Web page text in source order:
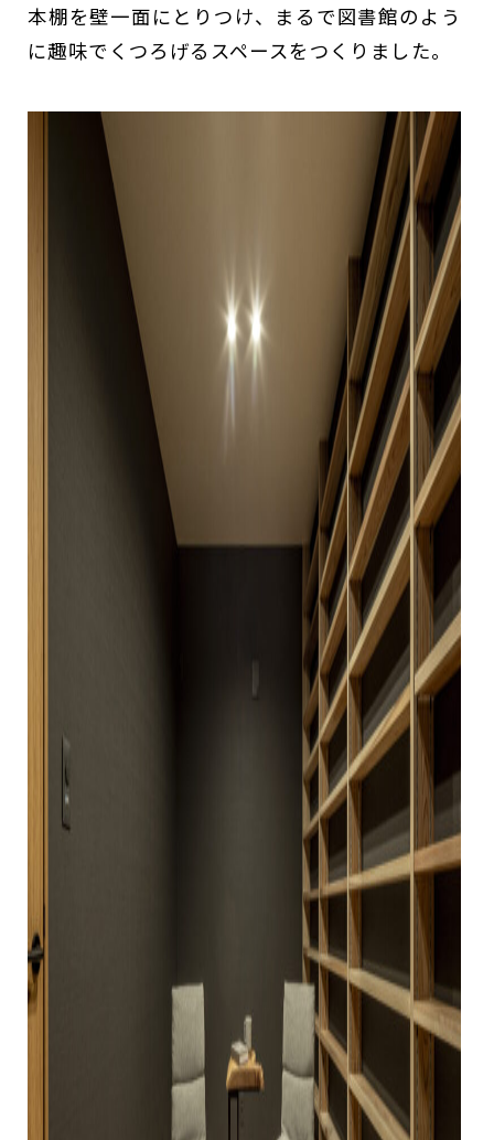
本棚を壁一面にとりつけ、まるで図書館のよう
に趣味でくつろげるスペースをつくりました。